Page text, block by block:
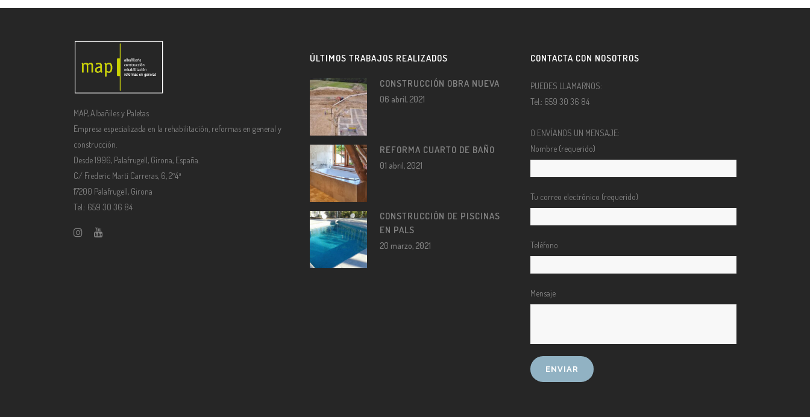
MAP, Albañiles y Paletas
Empresa especializada en la rehabilitación, reformas en general y
construcción.
Desde 1996, Palafrugell, Girona, España.
C/ Frederic Martí Carreras, 6, 2º4ª
17200 Palafrugell, Girona
Tel.: 659 30 36 84
ÚLTIMOS TRABAJOS REALIZADOS
CONSTRUCCIÓN OBRA NUEVA
06 abril, 2021
REFORMA CUARTO DE BAÑO
01 abril, 2021
CONSTRUCCIÓN DE PISCINAS
EN PALS
20 marzo, 2021
CONTACTA CON NOSOTROS
PUEDES LLAMARNOS:
Tel.: 659 30 36 84
O ENVÍANOS UN MENSAJE:
Nombre (requerido)
Tu correo electrónico (requerido)
Teléfono
Mensaje